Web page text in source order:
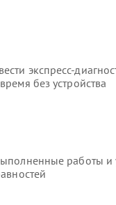
экспресс-
без устройства
работы и